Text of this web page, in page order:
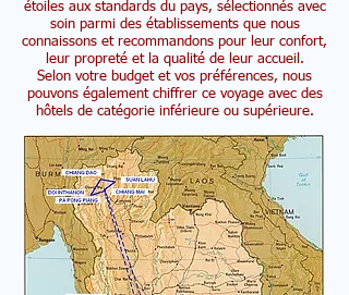
étoiles aux standards du pays, sélectionnés avec
soin parmi des établissements que nous
connaissons et recommandons pour leur confort,
leur propreté et la qualité de leur accueil.
Selon votre budget et vos préférences, nous
pouvons également chiffrer ce voyage avec des
hôtels de catégorie inférieure ou supérieure.